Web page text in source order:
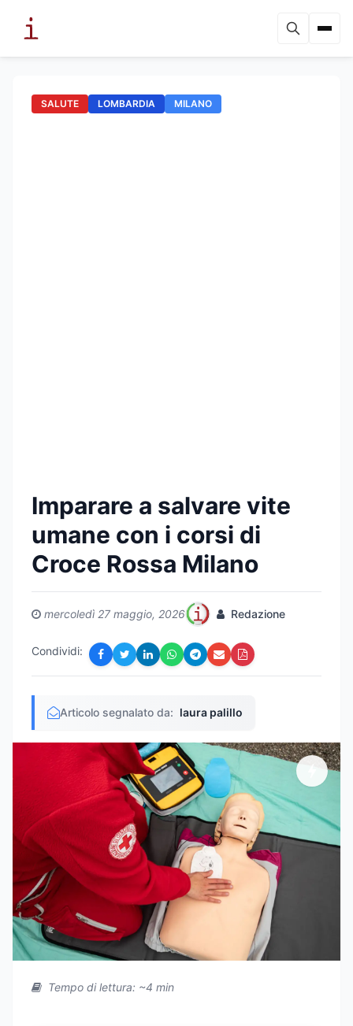
SALUTE LOMBARDIA MILANO
Imparare a salvare vite
umane con i corsi di
Croce Rossa Milano
mercoledì 27 maggio, 2026 Redazione
Condividi:
Articolo segnalato da: laura palillo
Tempo di lettura: ~4 min